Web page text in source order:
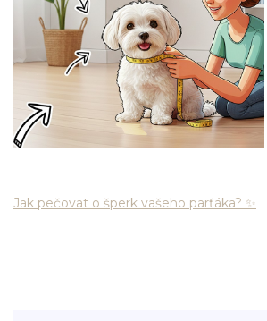
Jak pečovat o šperk vašeho parťáka? ✨